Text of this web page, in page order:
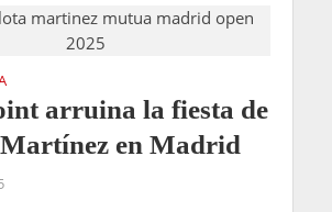
arruina la fiesta de
en Madrid